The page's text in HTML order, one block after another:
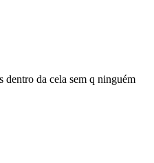
da cela sem q ninguém